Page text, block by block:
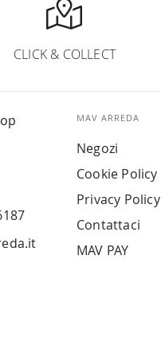
CLICK & COLLECT
MAV ARREDA
Negozi
Cookie Policy
Privacy Policy
Contattaci
MAV PAY